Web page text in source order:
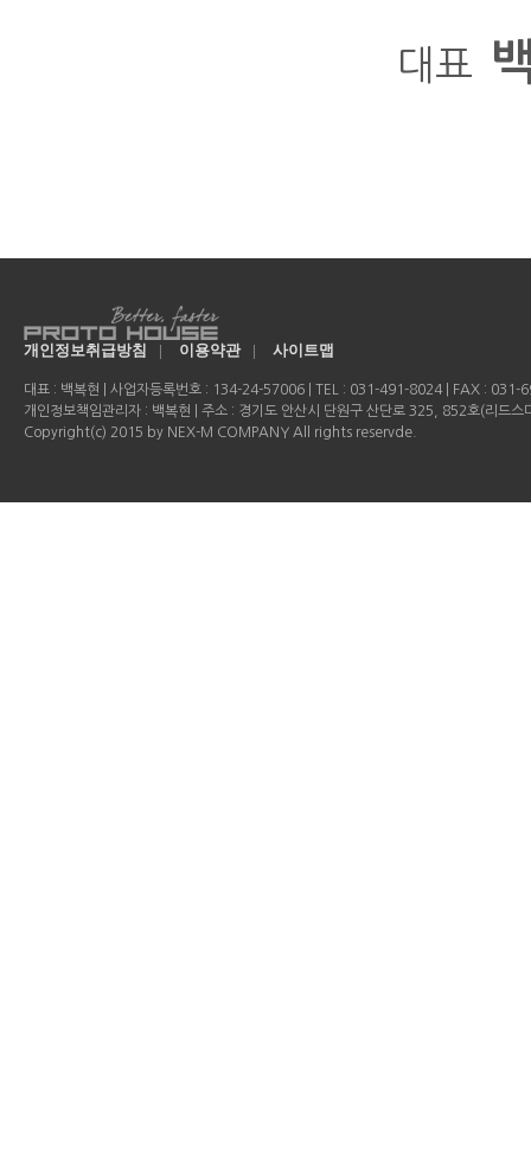
대표
개인정보취급방침 | 이용약관 | 사이트맵
대표 : 백복현 | 사업자등록번호 : 134-24-57006 | TEL : 031-491-8024 | FAX :
개인정보책임관리자 : 백복현 | 주소 : 경기도 안산시 단원구 산단로 325, 852호(리드스
Copyright(c) 2015 by NEX-M COMPANY All rights reservde.